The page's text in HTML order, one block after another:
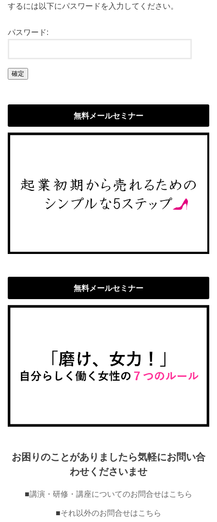
するには以下にパスワードを入力してください。
パスワード:
無料メールセミナー
無料メールセミナー
お困りのことがありましたら気軽にお問い合
わせくださいませ
■講演・研修・講座についてのお問合せはこちら
■それ以外のお問合せはこちら